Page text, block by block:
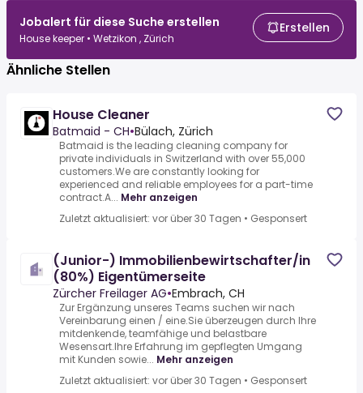
Jobalert für diese Suche erstellen
House keeper • Wetzikon , Zürich
Erstellen
Ähnliche Stellen
House Cleaner
Batmaid - CH•Bülach, Zürich
Batmaid is the leading cleaning company for
private individuals in Switzerland with over 55,000
customers.We are constantly looking for
experienced and reliable employees for a part-time
contract.A... Mehr anzeigen
Zuletzt aktualisiert: vor über 30 Tagen • Gesponsert
(Junior-) Immobilienbewirtschafter/in
(80%) Eigentümerseite
Zürcher Freilager AG•Embrach, CH
Zur Ergänzung unseres Teams suchen wir nach
Vereinbarung einen / eine.Sie überzeugen durch Ihre
mitdenkende, teamfähige und belastbare
Wesensart.Ihre Erfahrung im gepflegten Umgang
mit Kunden sowie... Mehr anzeigen
Zuletzt aktualisiert: vor über 30 Tagen • Gesponsert